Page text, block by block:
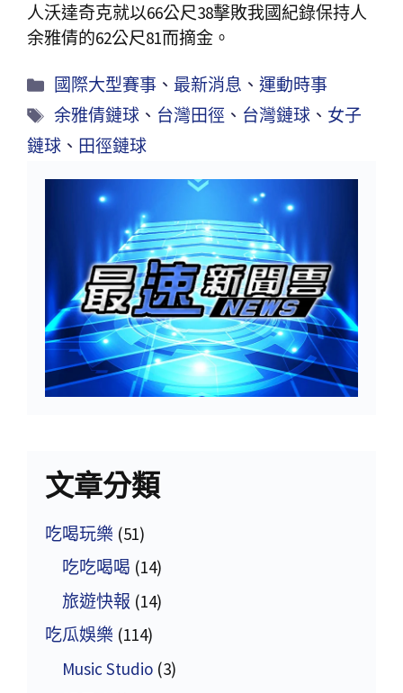
人沃達奇克就以66公尺38擊敗我國紀錄保持人
余雅倩的62公尺81而摘金。
國際大型賽事 、最新消息 、運動時事
余雅倩鏈球 、 台灣田徑 、 台灣鏈球 、 女子
鏈球 、 田徑鏈球
文章分類
吃喝玩樂 (51)
吃吃喝喝 (14)
旅遊快報 (14)
吃瓜娛樂 (114)
Music Studio (3)